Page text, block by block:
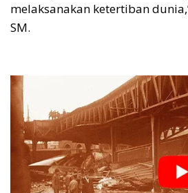
melaksanakan ketertiban
SM.